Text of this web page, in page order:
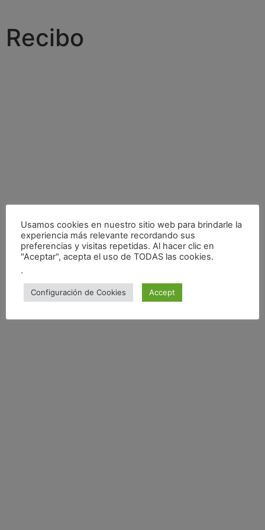
Recibo
Usamos cookies en nuestro sitio web para brindarle la
experiencia más relevante recordando sus
preferencias y visitas repetidas. Al hacer clic en
"Aceptar", acepta el uso de TODAS las cookies.
.
Configuración de Cookies Accept